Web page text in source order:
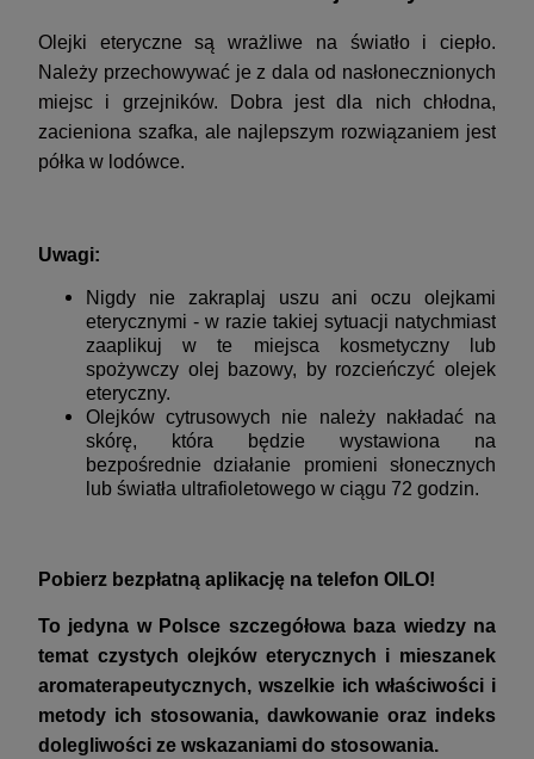
Olejki eteryczne są wrażliwe na światło i ciepło.
Należy przechowywać je z dala od nasłonecznionych
miejsc i grzejników. Dobra jest dla nich chłodna,
zacieniona szafka, ale najlepszym rozwiązaniem jest
półka w lodówce.
Uwagi:
Nigdy nie zakraplaj uszu ani oczu olejkami
eterycznymi - w razie takiej sytuacji natychmiast
zaaplikuj w te miejsca kosmetyczny lub
spożywczy olej bazowy, by rozcieńczyć olejek
eteryczny.
Olejków cytrusowych nie należy nakładać na
skórę, która będzie wystawiona na
bezpośrednie działanie promieni słonecznych
lub światła ultrafioletowego w ciągu 72 godzin.
Pobierz bezpłatną aplikację na telefon OILO!
To jedyna w Polsce szczegółowa baza wiedzy na
temat czystych olejków eterycznych i mieszanek
aromaterapeutycznych, wszelkie ich właściwości i
metody ich stosowania, dawkowanie oraz indeks
dolegliwości ze wskazaniami do stosowania.